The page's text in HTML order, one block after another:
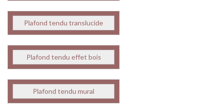
Plafond tendu translucide
Plafond tendu effet bois
Plafond tendu mural